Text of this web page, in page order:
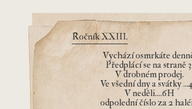
Ročník XXIII.
Vychází osmrkáte
Předplácí se na straně
V drobném prodej.
Ve všední dny a svátky
V neděli....6H
odpolední číslo za 2